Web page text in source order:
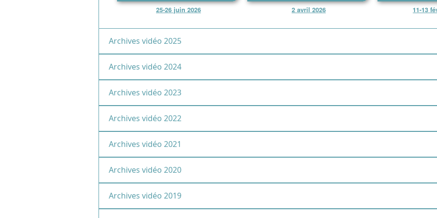
25-26 juin 2026 2 avril 2026 11-13
Archives vidéo 2025
Archives vidéo 2024
Archives vidéo 2023
Archives vidéo 2022
Archives vidéo 2021
Archives vidéo 2020
Archives vidéo 2019